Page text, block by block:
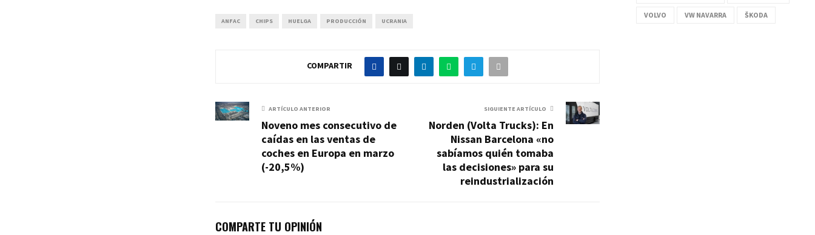
ANFAC CHIPS HUELGA PRODUCCIÓN UCRANIA
COMPARTIR
ARTÍCULO ANTERIOR
Noveno mes consecutivo de
caídas en las ventas de
coches en Europa en marzo
(-20,5%)
SIGUIENTE ARTÍCULO
Norden (Volta Trucks): En
Nissan Barcelona «no
sabíamos quién tomaba
las decisiones» para su
reindustrialización
COMPARTE TU OPINIÓN
VOLVO VW NAVARRA ŠKODA